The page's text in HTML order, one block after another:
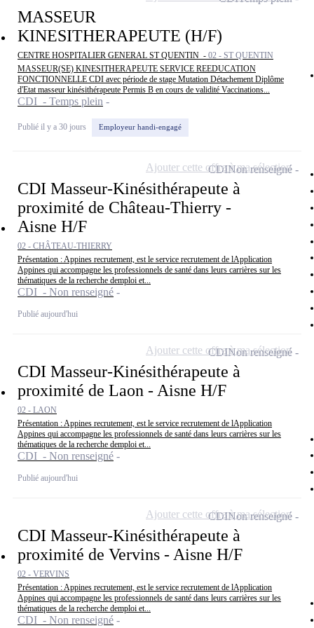
MASSEUR
KINESITHERAPEUTE (H/F)
CENTRE HOSPITALIER GENERAL ST QUENTIN - 02 - ST QUENTIN
MASSEUR(SE) KINESITHERAPEUTE SERVICE REEDUCATION
FONCTIONNELLE CDI avec période de stage Mutation Détachement Diplôme
d'Etat masseur kinésithérapeute Permis B en cours de validité Vaccinations...
CDI - Temps plein
Publié il y a 30 jours Employeur handi-engagé
CDI Masseur-Kinésithérapeute à
proximité de Château-Thierry -
Aisne H/F
02 - CHÂTEAU-THIERRY
Présentation : Appines recrutement, est le service recrutement de lApplication
Appines qui accompagne les professionnels de santé dans leurs carrières sur les
thématiques de la recherche demploi et...
CDI - Non renseigné
Publié aujourd'hui
CDINon renseigné
Ajouter cette offre à ma sélection
CDI Masseur-Kinésithérapeute à
proximité de Laon - Aisne H/F
02 - LAON
Présentation : Appines recrutement, est le service recrutement de lApplication
Appines qui accompagne les professionnels de santé dans leurs carrières sur les
thématiques de la recherche demploi et...
CDI - Non renseigné
Publié aujourd'hui
CDINon renseigné
Ajouter cette offre à ma sélection
CDI Masseur-Kinésithérapeute à
proximité de Vervins - Aisne H/F
02 - VERVINS
Présentation : Appines recrutement, est le service recrutement de lApplication
Appines qui accompagne les professionnels de santé dans leurs carrières sur les
thématiques de la recherche demploi et...
CDI - Non renseigné
CDINon renseigné
Ajouter cette offre à ma sélection